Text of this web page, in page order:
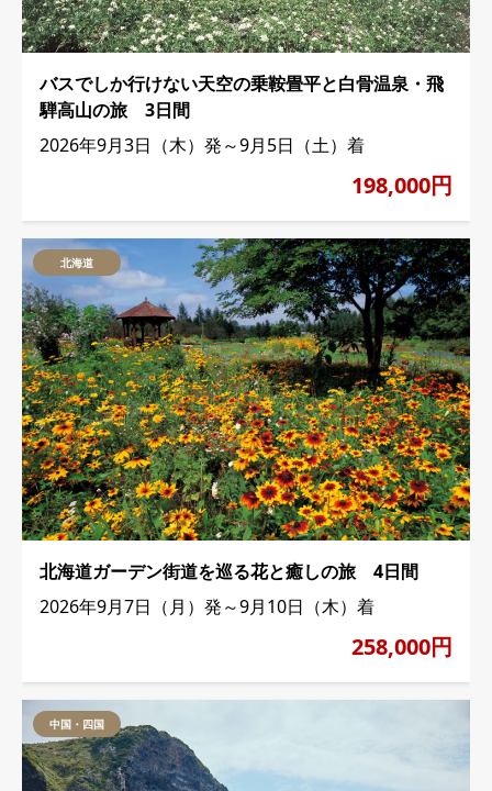
バスでしか行けない天空の乗鞍畳平と白骨温泉・飛
騨高山の旅 3日間
2026年9月3日（木）発～9月5日（土）着
198,000円
北海道
北海道ガーデン街道を巡る花と癒しの旅 4日間
2026年9月7日（月）発～9月10日（木）着
258,000円
中国・四国